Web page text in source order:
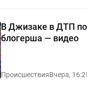
В Джизаке в ДТП
блогерша — видео
ПроисшествияВчера,